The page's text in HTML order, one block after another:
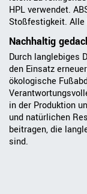
HPL verwendet.
Stoßfestigkeit.
Nachhaltig
Durch langlebiges
den Einsatz
ökologische
in der Produktion
und natürlichen
beitragen, die
sind.